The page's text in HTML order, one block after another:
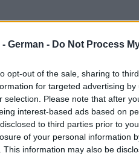
German - Do Not Process
opt-out of the sale, sharing to
for targeted advertising
selection. Please note that after
interest-based ads based on
to third parties prior to
of your personal information
This information may also be